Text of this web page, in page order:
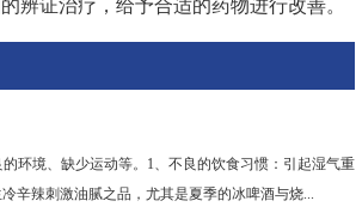
辨证治疗，给予合适的药物进行改善。
环境、缺少运动等。1、不良的饮食习惯：引起湿气重
辛辣刺激油腻之品，尤其是夏季的冰啤酒与烧...